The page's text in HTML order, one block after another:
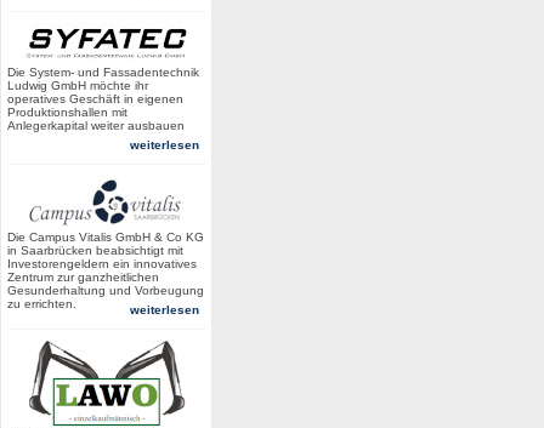
Die System- und Fassadentechnik
Ludwig GmbH möchte ihr
operatives Geschäft in eigenen
Produktionshallen mit
Anlegerkapital weiter ausbauen
weiterlesen
Die Campus Vitalis GmbH & Co KG
in Saarbrücken beabsichtigt mit
Investorengeldern ein innovatives
Zentrum zur ganzheitlichen
Gesunderhaltung und Vorbeugung
zu errichten.
weiterlesen